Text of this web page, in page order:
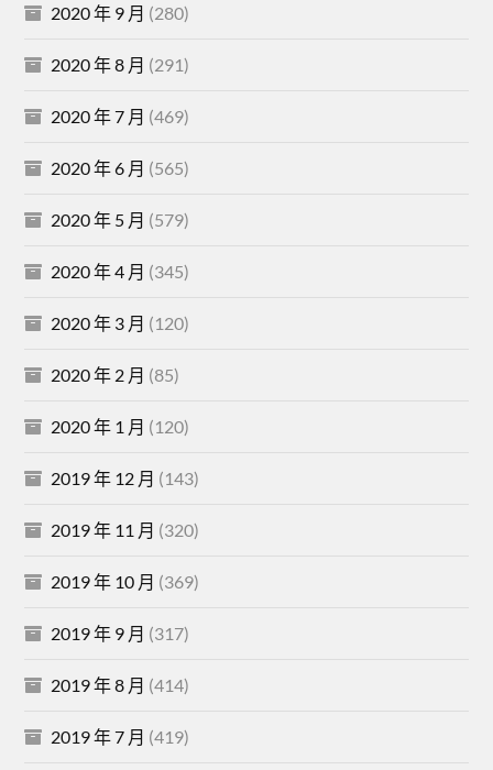
2020 年 9 月 (280)
2020 年 8 月 (291)
2020 年 7 月 (469)
2020 年 6 月 (565)
2020 年 5 月 (579)
2020 年 4 月 (345)
2020 年 3 月 (120)
2020 年 2 月 (85)
2020 年 1 月 (120)
2019 年 12 月 (143)
2019 年 11 月 (320)
2019 年 10 月 (369)
2019 年 9 月 (317)
2019 年 8 月 (414)
2019 年 7 月 (419)